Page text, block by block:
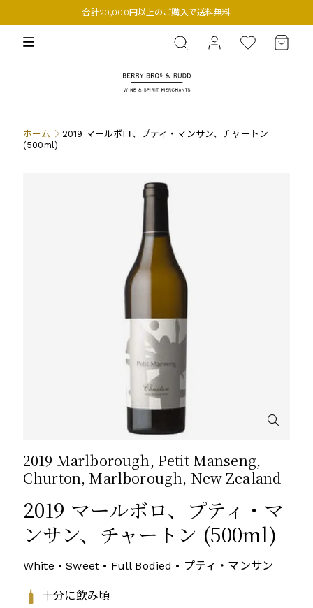
合計20,000円以上のご購入で送料無料
BERRY BROS. & RUDD
ホーム
2019 マールボロ、プティ・マンサン、チャートン
(500ml)
2019 Marlborough, Petit Manseng,
Churton, Marlborough, New Zealand
2019 マールボロ、プティ・マ
ンサン、チャートン (500ml)
White • Sweet • Full Bodied • プティ・マンサン
十分に飲み頃